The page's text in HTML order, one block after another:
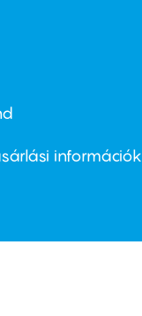
információk